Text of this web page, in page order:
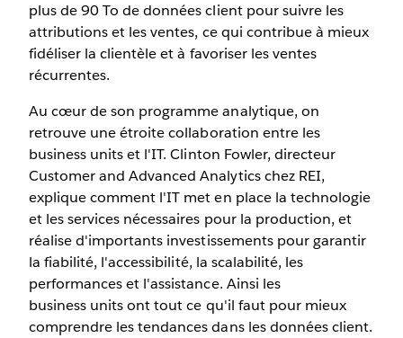
plus de 90 To de données client pour suivre les
attributions et les ventes, ce qui contribue à mieux
fidéliser la clientèle et à favoriser les ventes
récurrentes.
Au cœur de son programme analytique, on
retrouve une étroite collaboration entre les
business units et l'IT. Clinton Fowler, directeur
Customer and Advanced Analytics chez REI,
explique comment l'IT met en place la technologie
et les services nécessaires pour la production, et
réalise d'importants investissements pour garantir
la fiabilité, l'accessibilité, la scalabilité, les
performances et l'assistance. Ainsi les
business units ont tout ce qu'il faut pour mieux
comprendre les tendances dans les données client.